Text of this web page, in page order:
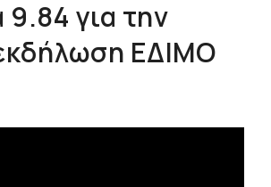
για την
ΕΔΙΜΟ